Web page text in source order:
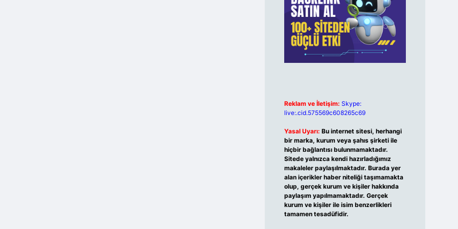
Reklam ve İletişim: Skype:
live:.cid.575569c608265c69
Yasal Uyarı: Bu internet sitesi, herhangi
bir marka, kurum veya şahıs şirketi ile
hiçbir bağlantısı bulunmamaktadır.
Sitede yalnızca kendi hazırladığımız
makaleler paylaşılmaktadır. Burada yer
alan içerikler haber niteliği taşımamakta
olup, gerçek kurum ve kişiler hakkında
paylaşım yapılmamaktadır. Gerçek
kurum ve kişiler ile isim benzerlikleri
tamamen tesadüfidir.